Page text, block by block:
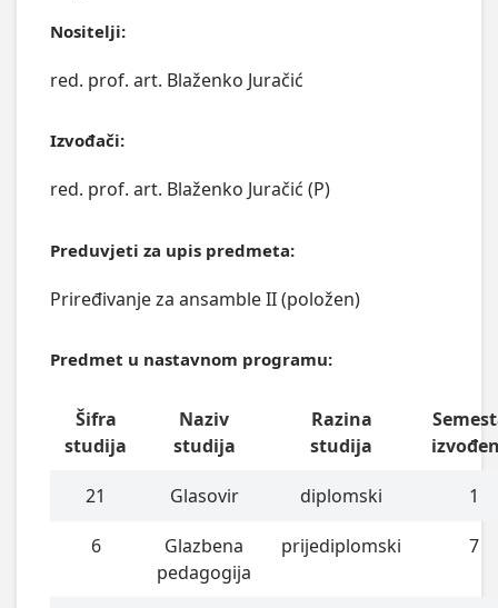
Nositelji:
red. prof. art. Blaženko Juračić
Izvođači:
red. prof. art. Blaženko Juračić (P)
Preduvjeti za upis predmeta:
Priređivanje za ansamble II (položen)
Predmet u nastavnom programu:
Šifra
studija
Naziv
studija
Razina
studija
21 Glasovir diplomski 1
6
Glazbena
pedagogija
prijediplomski 7